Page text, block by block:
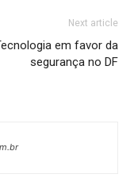
Next article
em favor da
segurança no DF